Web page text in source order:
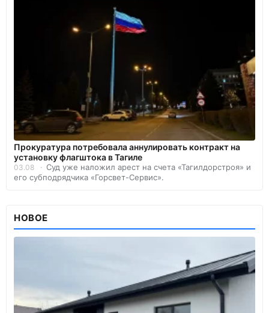
Прокуратура потребовала аннулировать контракт на
установку флагштока в Тагиле
03.08
Суд уже наложил арест на счета «Тагилдорстроя» и
его субподрядчика «Горсвет-Сервис».
НОВОЕ